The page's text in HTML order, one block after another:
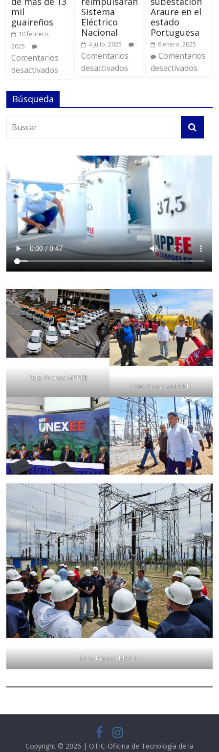
mil
guaireños
10 febrero,
2025
Comentarios
desactivados
Sistema
Eléctrico
Nacional
4 julio, 2025
Comentarios
desactivados
Araure en el
estado
Portuguesa
6 enero, 2025
Comentarios
desactivados
Búsqueda
Foto: Prensa MPPEE
Foto: Prensa MPPEE
Foto: Prensa MPPEE
Copyright © 2026 | OTIC-Oficina de Tecnología de la